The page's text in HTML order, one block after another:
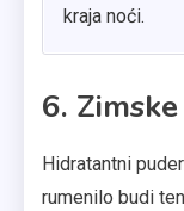
kraja noći.
6.
Hidratantni
rumenilo budi